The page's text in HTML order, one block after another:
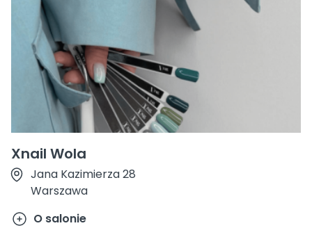
Xnail Wola
Jana Kazimierza 28
Warszawa
O salonie